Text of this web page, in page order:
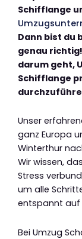
Schifflange
Dann bist du
genau
darum geht,
Schifflange
Unser
ganz Europa
Winterthur
Wir wissen,
Stress
um alle
entspannt auf
Bei Umzug